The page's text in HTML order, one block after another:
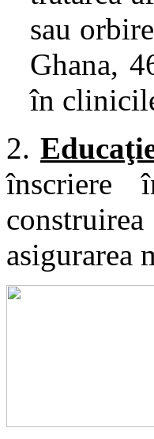
sau
Ghana,
în
2.
înscriere
asigurarea